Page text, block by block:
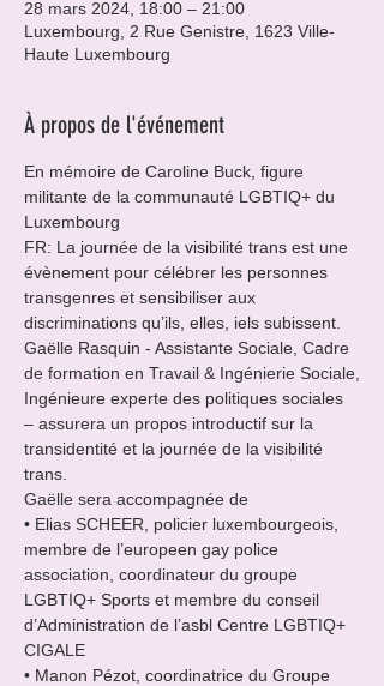
28 mars 2024, 18:00 – 21:00
Luxembourg, 2 Rue Genistre, 1623 Ville-
Haute Luxembourg
À propos de l'événement
En mémoire de Caroline Buck, figure
militante de la communauté LGBTIQ+ du
Luxembourg
FR: La journée de la visibilité trans est une
évènement pour célébrer les personnes
transgenres et sensibiliser aux
discriminations qu’ils, elles, iels subissent.
Gaëlle Rasquin - Assistante Sociale, Cadre
de formation en Travail & Ingénierie Sociale,
Ingénieure experte des politiques sociales
– assurera un propos introductif sur la
transidentité et la journée de la visibilité
trans.
Gaëlle sera accompagnée de
• Elias SCHEER, policier luxembourgeois,
membre de l’europeen gay police
association, coordinateur du groupe
LGBTIQ+ Sports et membre du conseil
d’Administration de l’asbl Centre LGBTIQ+
CIGALE
• Manon Pézot, coordinatrice du Groupe